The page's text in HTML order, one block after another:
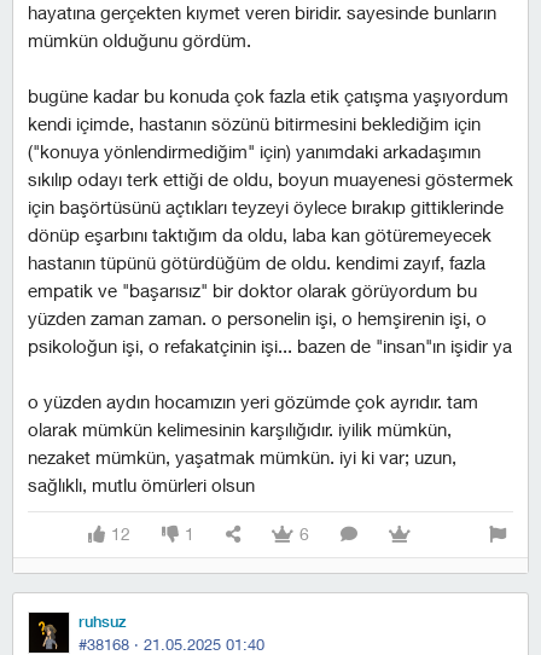
hayatına gerçekten kıymet veren biridir. sayesinde bunların
mümkün olduğunu gördüm.
bugüne kadar bu konuda çok fazla etik çatışma yaşıyordum
kendi içimde, hastanın sözünü bitirmesini beklediğim için
("konuya yönlendirmediğim" için) yanımdaki arkadaşımın
sıkılıp odayı terk ettiği de oldu, boyun muayenesi göstermek
için başörtüsünü açtıkları teyzeyi öylece bırakıp gittiklerinde
dönüp eşarbını taktığım da oldu, laba kan götüremeyecek
hastanın tüpünü götürdüğüm de oldu. kendimi zayıf, fazla
empatik ve "başarısız" bir doktor olarak görüyordum bu
yüzden zaman zaman. o personelin işi, o hemşirenin işi, o
psikoloğun işi, o refakatçinin işi... bazen de "insan"ın işidir ya
o yüzden aydın hocamızın yeri gözümde çok ayrıdır. tam
olarak mümkün kelimesinin karşılığıdır. i̇yilik mümkün,
nezaket mümkün, yaşatmak mümkün. i̇yi ki var; uzun,
sağlıklı, mutlu ömürleri olsun
12 1 6
ruhsuz
#38168 · 21.05.2025 01:40